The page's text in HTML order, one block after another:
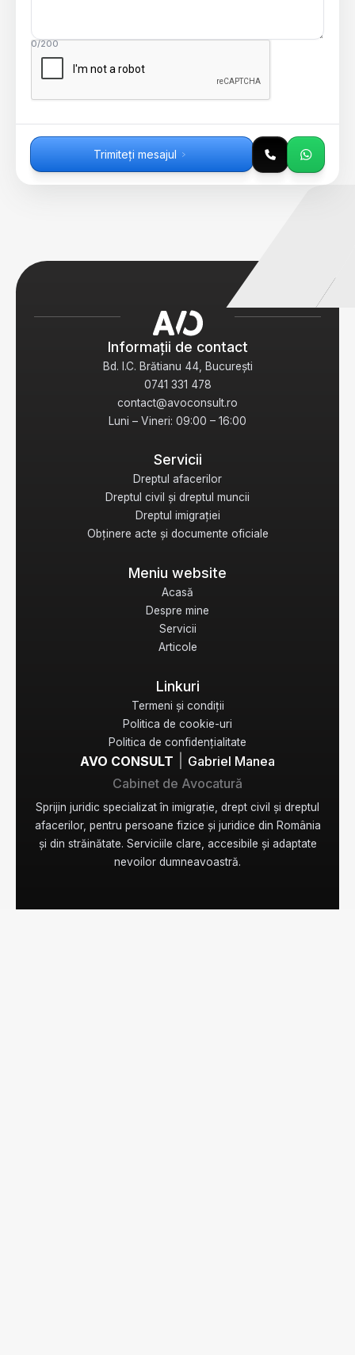
0/200
Trimiteți mesajul
AVO CONSULT
Gabriel Manea
Cabinet de Avocatură
Sprijin juridic specializat în imigrație, drept civil și dreptul
afacerilor, pentru persoane fizice și juridice din România
și din străinătate. Serviciile clare, accesibile și adaptate
nevoilor dumneavoastră.
Informații de contact
Bd. I.C. Brătianu 44, București
0741 331 478
contact@avoconsult.ro
Luni – Vineri: 09:00 – 16:00
Servicii
Dreptul afacerilor
Dreptul civil și dreptul muncii
Dreptul imigrației
Obținere acte și documente oficiale
Meniu website
Acasă
Despre mine
Servicii
Articole
Linkuri
Termeni și condiții
Politica de cookie-uri
Politica de confidențialitate